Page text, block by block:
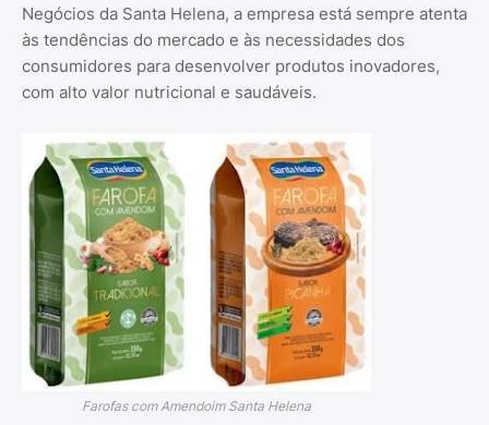
Negócios da Santa Helena, a empresa está sempre atenta
às tendências do mercado e às necessidades dos
consumidores para desenvolver produtos inovadores,
com alto valor nutricional e saudáveis.
Farofas com Amendoim Santa Helena